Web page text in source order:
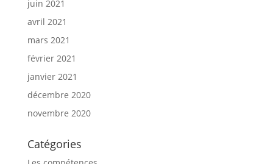
juin 2021
avril 2021
mars 2021
février 2021
janvier 2021
décembre 2020
novembre 2020
Catégories